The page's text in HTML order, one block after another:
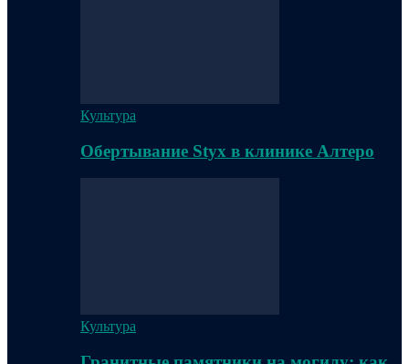
Культура
Обертывание Styx в клинике Алтеро
Культура